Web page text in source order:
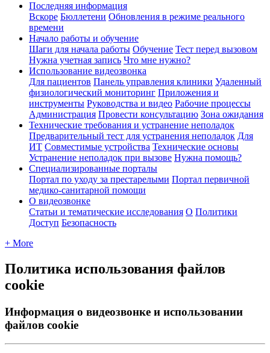
Последняя информация
Вскоре Бюллетени Обновления в режиме реального
времени
Начало работы и обучение
Шаги для начала работы Обучение Тест перед вызовом
Нужна учетная запись Что мне нужно?
Использование видеозвонка
Для пациентов Панель управления клиники Удаленный
физиологический мониторинг Приложения и
инструменты Руководства и видео Рабочие процессы
Администрация Провести консультацию Зона ожидания
Технические требования и устранение неполадок
Предварительный тест для устранения неполадок Для
ИТ Совместимые устройства Технические основы
Устранение неполадок при вызове Нужна помощь?
Специализированные порталы
Портал по уходу за престарелыми Портал первичной
медико-санитарной помощи
О видеозвонке
Статьи и тематические исследования О Политики
Доступ Безопасность
+ More
Политика использования файлов
cookie
Информация о видеозвонке и использовании
файлов cookie